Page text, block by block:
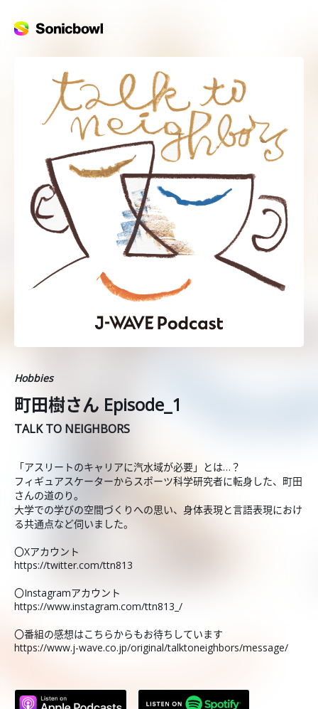
Hobbies
町田樹さん Episode_1
TALK TO NEIGHBORS
「アスリートのキャリアに汽水域が必要」とは…？
フィギュアスケーターからスポーツ科学研究者に転身した、町田
さんの道のり。
大学での学びの空間づくりへの思い、身体表現と言語表現におけ
る共通点など伺いました。
〇Xアカウント
https://twitter.com/ttn813
〇Instagramアカウント
https://www.instagram.com/ttn813_/
〇番組の感想はこちらからもお待ちしています
https://www.j-wave.co.jp/original/talktoneighbors/message/